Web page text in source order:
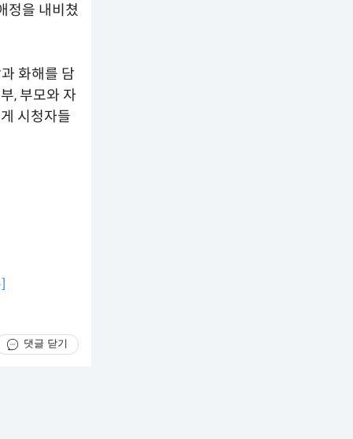
정을 내비쳤
화해를 담
, 부모와 자
시청자들
댓글 닫기